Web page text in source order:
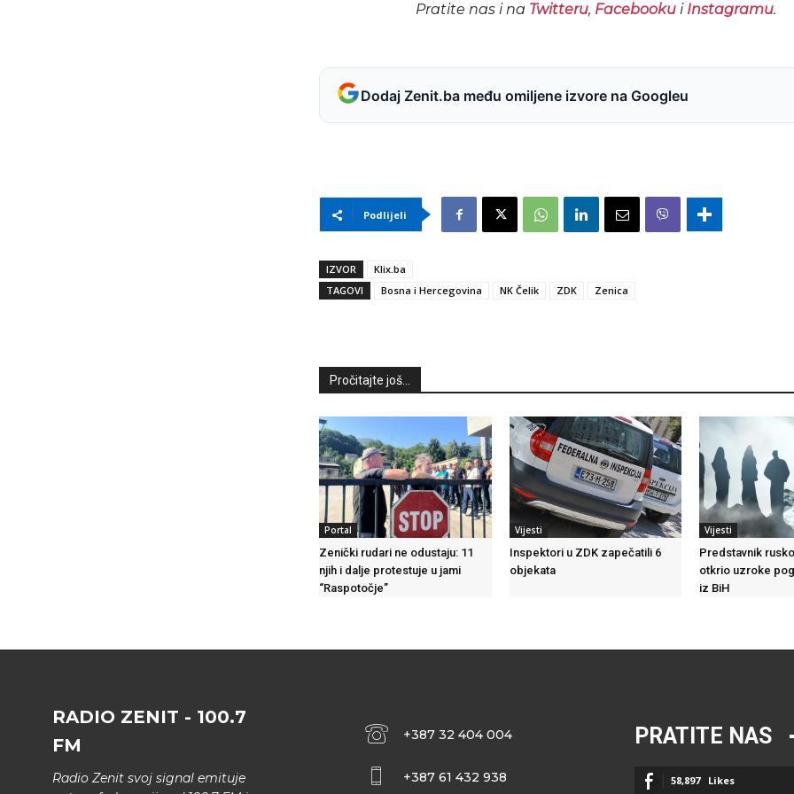
Pratite nas i na Twitteru, Facebookui Instagramu.
Dodaj Zenit.ba među omiljene izvore na Googleu
Podlijeli
IZVOR
Klix.ba
TAGOVI
Bosna i Hercegovina NK Čelik ZDK Zenica
Pročitajte još...
Portal
Zenički rudari ne odustaju: 11
njih i dalje protestuje u jami
“Raspotočje”
Vijesti
Inspektori u ZDK zapečatili 6
objekata
Vijesti
Predstavnik
otkrio uzroke
iz BiH
RADIO ZENIT - 100.7
FM
Radio Zenit svoj signal emituje
+387 32 404 004
+387 61 432 938
PRATITE NAS
58,897 Likes